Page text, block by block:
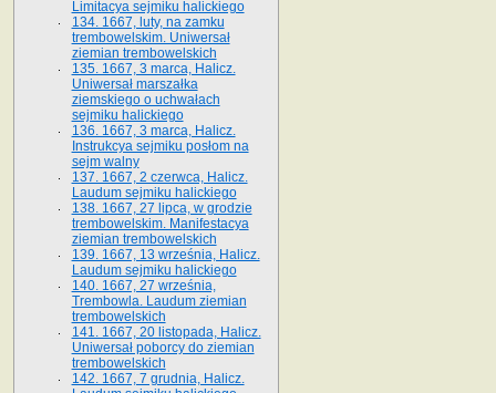
Limitacya sejmiku halickiego
134. 1667, luty, na zamku
trembowelskim. Uniwersał
ziemian trembowelskich
135. 1667, 3 marca, Halicz.
Uniwersał marszałka
ziemskiego o uchwałach
sejmiku halickiego
136. 1667, 3 marca, Halicz.
Instrukcya sejmiku posłom na
sejm walny
137. 1667, 2 czerwca, Halicz.
Laudum sejmiku halickiego
138. 1667, 27 lipca, w grodzie
trembowelskim. Manifestacya
ziemian trembowelskich
139. 1667, 13 września, Halicz.
Laudum sejmiku halickiego
140. 1667, 27 września,
Trembowla. Laudum ziemian
trembowelskich
141. 1667, 20 listopada, Halicz.
Uniwersał poborcy do ziemian
trembowelskich
142. 1667, 7 grudnia, Halicz.